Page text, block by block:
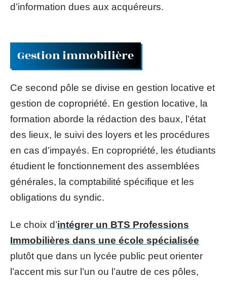
d’information dues aux acquéreurs.
Gestion immobilière
Ce second pôle se divise en gestion locative et
gestion de copropriété. En gestion locative, la
formation aborde la rédaction des baux, l’état
des lieux, le suivi des loyers et les procédures
en cas d’impayés. En copropriété, les étudiants
étudient le fonctionnement des assemblées
générales, la comptabilité spécifique et les
obligations du syndic.
Le choix d’intégrer un BTS Professions
Immobilières dans une école spécialisée
plutôt que dans un lycée public peut orienter
l’accent mis sur l’un ou l’autre de ces pôles,